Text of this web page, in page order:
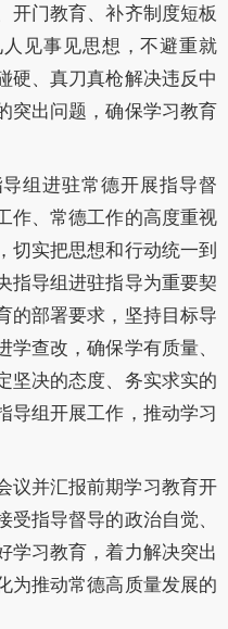
开门教育、补齐制度短板
见事见思想，不避重就
硬、真刀真枪解决违反中
突出问题，确保学习教育
组进驻常德开展指导督
作、常德工作的高度重视
切实把思想和行动统一到
指导组进驻指导为重要契
的部署要求，坚持目标导
查改，确保学有质量、
坚决的态度、务实求实的
导组开展工作，推动学习
议并汇报前期学习教育开
受指导督导的政治自觉、
学习教育 ，着力解决突出
为推动常德高质量发展的